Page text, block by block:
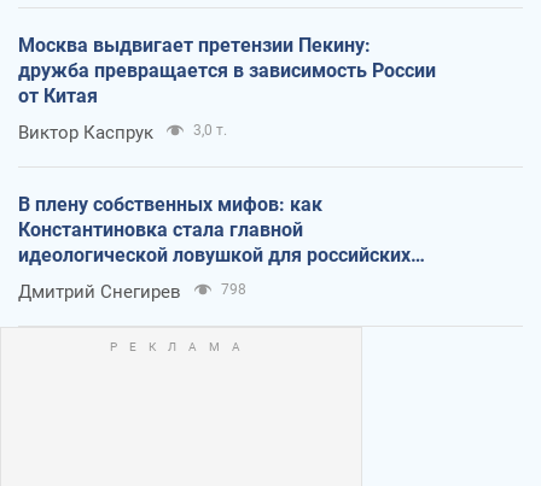
Москва выдвигает претензии Пекину:
дружба превращается в зависимость России
от Китая
Виктор Каспрук 3,0 т.
В плену собственных мифов: как
Константиновка стала главной
идеологической ловушкой для российских
оккупантов
Дмитрий Снегирев 798